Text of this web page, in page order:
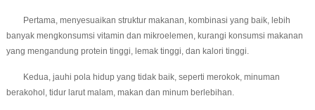
Pertama, menyesuaikan struktur makanan, kombinasi yang baik, lebih
banyak mengkonsumsi vitamin dan mikroelemen, kurangi konsumsi makanan
yang mengandung protein tinggi, lemak tinggi, dan kalori tinggi.
Kedua, jauhi pola hidup yang tidak baik, seperti merokok, minuman
berakohol, tidur larut malam, makan dan minum berlebihan.